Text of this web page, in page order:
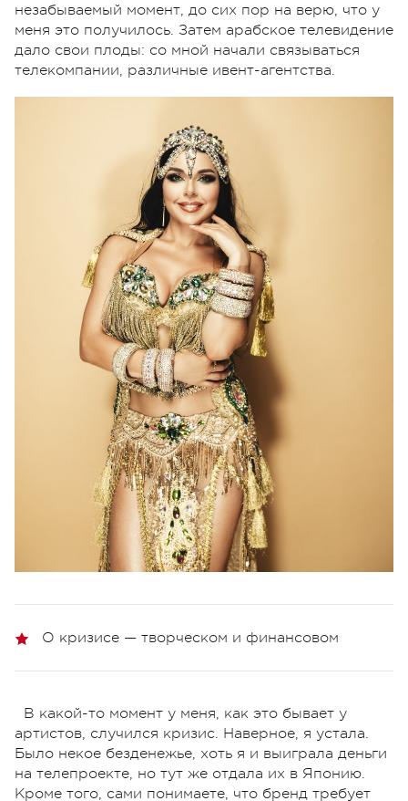
незабываемый момент, до сих пор на верю, что у
меня это получилось. Затем арабское телевидение
дало свои плоды: со мной начали связываться
телекомпании, различные ивент-агентства.
О кризисе — творческом и финансовом
В какой-то момент у меня, как это бывает у
артистов, случился кризис. Наверное, я устала.
Было некое безденежье, хоть я и выиграла деньги
на телепроекте, но тут же отдала их в Японию.
Кроме того, сами понимаете, что бренд требует